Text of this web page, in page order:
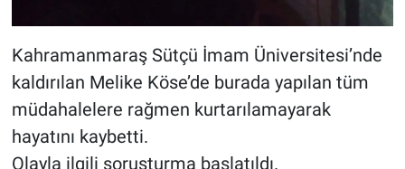
Kahramanmaraş Sütçü İmam Üniversitesi’nde
kaldırılan Melike Köse’de burada yapılan tüm
müdahalelere rağmen kurtarılamayarak
hayatını kaybetti.
Olayla ilgili soruşturma başlatıldı.